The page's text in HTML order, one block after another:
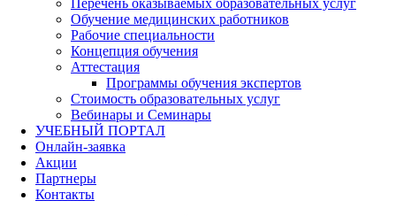
Перечень оказываемых образовательных услуг
Обучение медицинских работников
Рабочие специальности
Концепция обучения
Аттестация
Программы обучения экспертов
Стоимость образовательных услуг
Вебинары и Семинары
УЧЕБНЫЙ ПОРТАЛ
Онлайн-заявка
Акции
Партнеры
Контакты